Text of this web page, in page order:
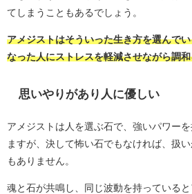
てしまうこともあるでしょう。
アメジストはそういった生き方を選んで
なった人にストレスを軽減させながら調
思いやりがあり人に優しい
アメジストは人を選ぶ石で、強いパワー
ますが、決して怖い石でもなければ、扱
もありません。
魂と石が共鳴し、同じ波動を持っている